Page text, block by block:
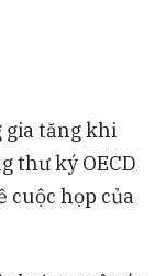
gia tăng khi
thư ký OECD
cuộc họp của